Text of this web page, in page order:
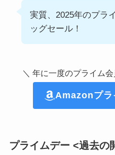
実質、2025年のプラ
ッグセール！
＼ 年に一度のプライム
Amazonプラ
プライムデー <過去の